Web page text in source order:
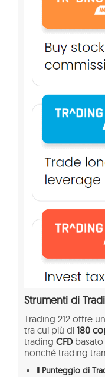
Strumenti di
Trading 212 offre
tra cui più di 180
trading CFDbasato
nonché trading
Il Punteggio di